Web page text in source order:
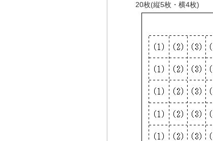
20枚(縦5枚・横4枚)